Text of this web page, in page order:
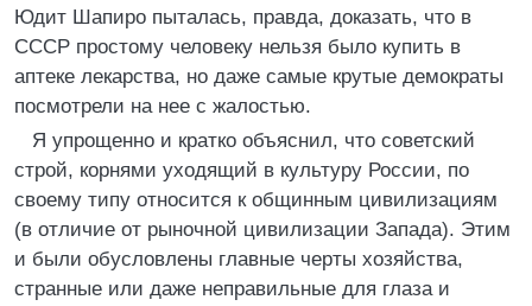
Юдит Шапиро пыталась, правда, доказать, что в
СССР простому человеку нельзя было купить в
аптеке лекарства, но даже самые крутые демократы
посмотрели на нее с жалостью.
Я упрощенно и кратко объяснил, что советский
строй, корнями уходящий в культуру России, по
своему типу относится к общинным цивилизациям
(в отличие от рыночной цивилизации Запада). Этим
и были обусловлены главные черты хозяйства,
странные или даже неправильные для глаза и